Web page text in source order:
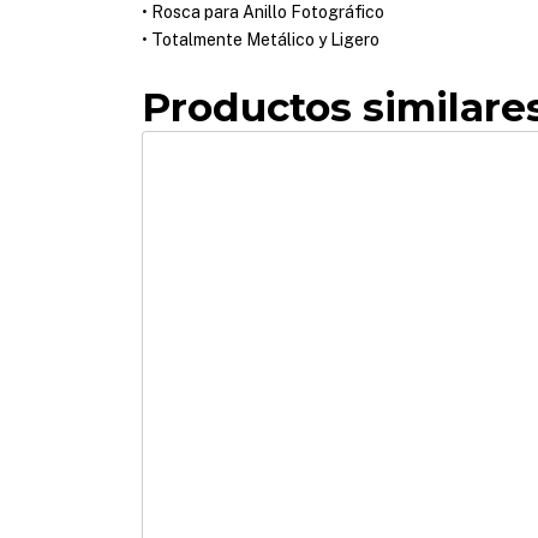
• Rosca para Anillo Fotográfico
• Totalmente Metálico y Ligero
Productos